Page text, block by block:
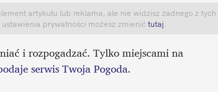
artykułu lub reklama, ale nie widzisz żadnego z tych
prywatności możesz zmienić tutaj.
i rozpogadzać. Tylko miejscami na
serwis Twoja Pogoda.